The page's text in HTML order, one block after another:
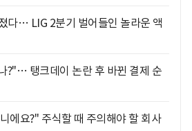
다… LIG 2분기 벌어들인 놀라운 액
?"… 탱크데이 논란 후 바뀐 결제 순
에요?" 주식할 때 주의해야 할 회사